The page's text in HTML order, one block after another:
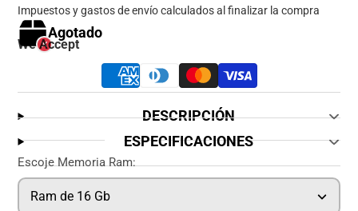
Impuestos y gastos de envío calculados al finalizar la compra
Agotado
We Accept
DESCRIPCIÓN
ESPECIFICACIONES
Escoje Memoria Ram:
Ram de 16 Gb